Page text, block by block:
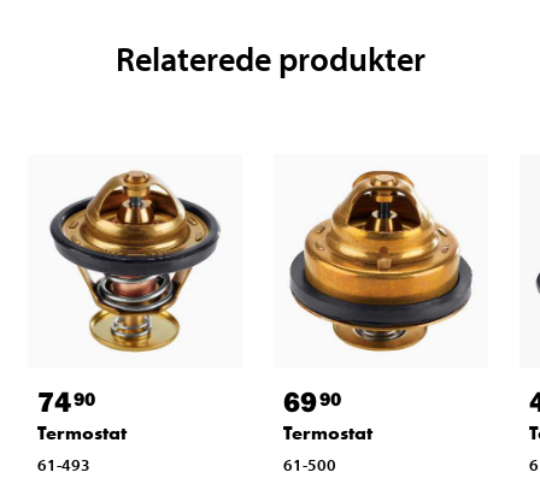
Relaterede produkter
7490
Termostat
61-493
6990
Termostat
61-500